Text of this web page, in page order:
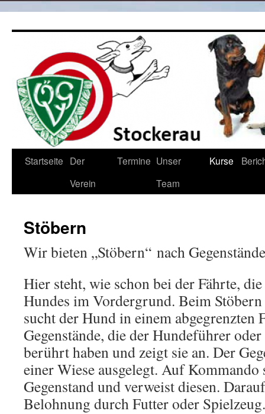
Startseite Der
Verein
Termine Unser
Team
Kurse
Stöbern
Wir bieten „Stöbern“ nach
Hier steht, wie schon bei der Fährte, die
Hundes im Vordergrund. Beim Stöbern
sucht der Hund in einem abgegrenzten
Gegenstände, die der Hundeführer
berührt haben und zeigt sie an. Der
einer Wiese ausgelegt. Auf Kommando
Gegenstand und verweist diesen.
Belohnung durch Futter oder Spielzeug.